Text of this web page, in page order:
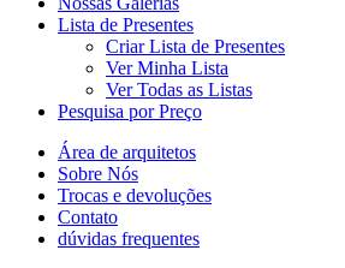
Lista de Presentes
Criar Lista de Presentes
Ver Minha Lista
Ver Todas as Listas
Pesquisa por Preço
Área de arquitetos
Sobre Nós
Trocas e devoluções
Contato
dúvidas frequentes